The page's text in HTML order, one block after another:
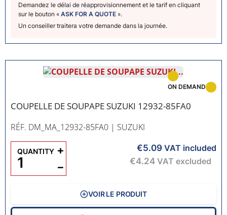
Demandez le délai de réapprovisionnement et le tarif en cliquant
sur le bouton « ASK FOR A QUOTE ».
Un conseiller traitera votre demande dans la journée.
COUPELLE DE SOUPAPE SUZUKI 12932-85FA0
RÉF. DM_MA_12932-85FA0 | SUZUKI
ON DEMAND
€5.09 VAT included
€4.24 VAT excluded
QUANTITY
−
+
VOIR LE PRODUIT